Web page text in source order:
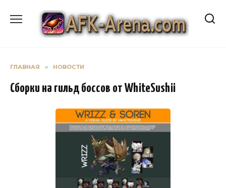
содержанию
ГЛАВНАЯ » НОВОСТИ
Сборки на гильд боссов от WhiteSushii